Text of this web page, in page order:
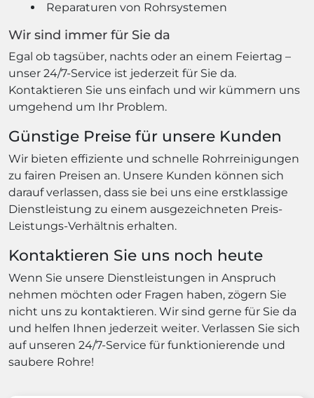
Reparaturen von Rohrsystemen
Wir sind immer für Sie da
Egal ob tagsüber, nachts oder an einem Feiertag –
unser 24/7-Service ist jederzeit für Sie da.
Kontaktieren Sie uns einfach und wir kümmern uns
umgehend um Ihr Problem.
Günstige Preise für unsere Kunden
Wir bieten effiziente und schnelle Rohrreinigungen
zu fairen Preisen an. Unsere Kunden können sich
darauf verlassen, dass sie bei uns eine erstklassige
Dienstleistung zu einem ausgezeichneten Preis-
Leistungs-Verhältnis erhalten.
Kontaktieren Sie uns noch heute
Wenn Sie unsere Dienstleistungen in Anspruch
nehmen möchten oder Fragen haben, zögern Sie
nicht uns zu kontaktieren. Wir sind gerne für Sie da
und helfen Ihnen jederzeit weiter. Verlassen Sie sich
auf unseren 24/7-Service für funktionierende und
saubere Rohre!